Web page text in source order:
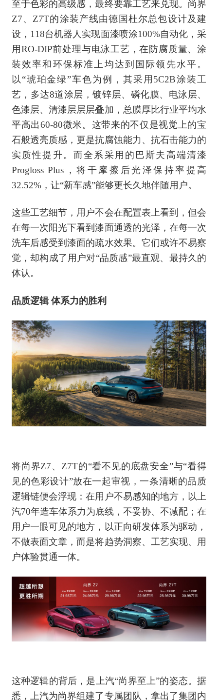
至于色彩的高级感，最终要靠工艺来兑现。尚界
Z7、Z7T的涂装产线由德国杜尔总包设计及建
设，118台机器人实现面漆喷涂100%自动化，采
用RO-DIP前处理与电泳工艺，在防腐质量、涂
装效率和环保标准上均达到国际领先水平。
以“琥珀金绿”车色为例，其采用5C2B涂装工
艺，多达8道涂层，镀锌层、磷化膜、电泳层、
色漆层、清漆层层层叠加，总膜厚比行业平均水
平高出60-80微米。这带来的不仅是视觉上的宝
石般透亮质感，更是抗腐蚀能力、抗石击能力的
实质性提升。而全系采用的巴斯夫高端清漆
Progloss Plus，将干摩擦后光泽保持率提高
32.52%，让“新车感”能够更长久地伴随用户。
这些工艺细节，用户不会在配置表上看到，但会
在每一次阳光下看到漆面通透的光泽，在每一次
洗车后感受到漆面的疏水效果。它们或许不易察
觉，却构成了用户对“品质感”最直观、最持久的
体认。
品质逻辑 体系力的胜利
将尚界Z7、Z7T的“看不见的底盘安全”与“看得
见的色彩设计”放在一起审视，一条清晰的品质
逻辑链便会浮现：在用户不易感知的地方，以上
汽70年造车体系力为底线，不妥协、不减配；在
用户一眼可见的地方，以正向研发体系为驱动，
不做表面文章，而是将趋势洞察、工艺实现、用
户体验贯通一体。
这种逻辑的背后，是上汽“尚界至上”的姿态。据
悉，上汽为尚界组建了专属团队，拿出了集团内